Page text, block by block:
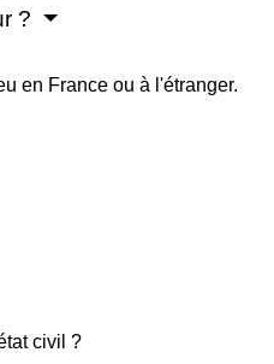
?
en France ou à l'étranger.
civil ?